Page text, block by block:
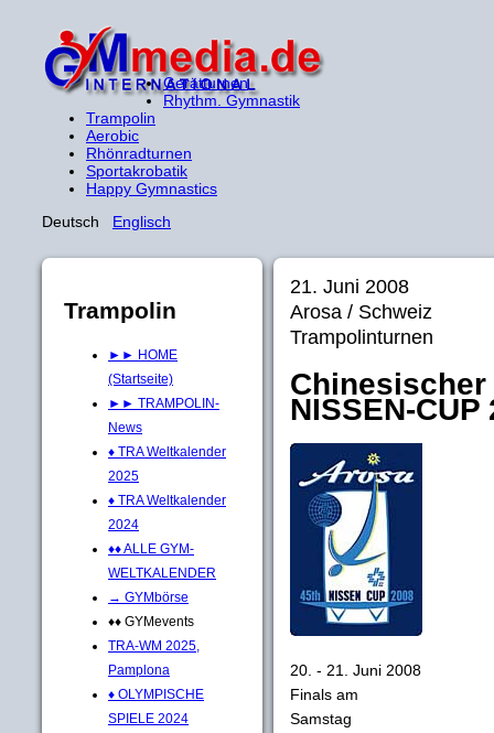
Gerätturnen
Rhythm. Gymnastik
Trampolin
Aerobic
Rhönradturnen
Sportakrobatik
Happy Gymnastics
Deutsch Englisch
Trampolin
►► HOME
(Startseite)
►► TRAMPOLIN-
News
♦ TRA Weltkalender
2025
♦ TRA Weltkalender
2024
♦♦ ALLE GYM-
WELTKALENDER
→ GYMbörse
♦♦ GYMevents
TRA-WM 2025,
Pamplona
♦ OLYMPISCHE
SPIELE 2024
21. Juni 2008
Arosa / Schweiz
Trampolinturnen
NISSEN-CUP
20. - 21. Juni 2008
Finals am
Samstag